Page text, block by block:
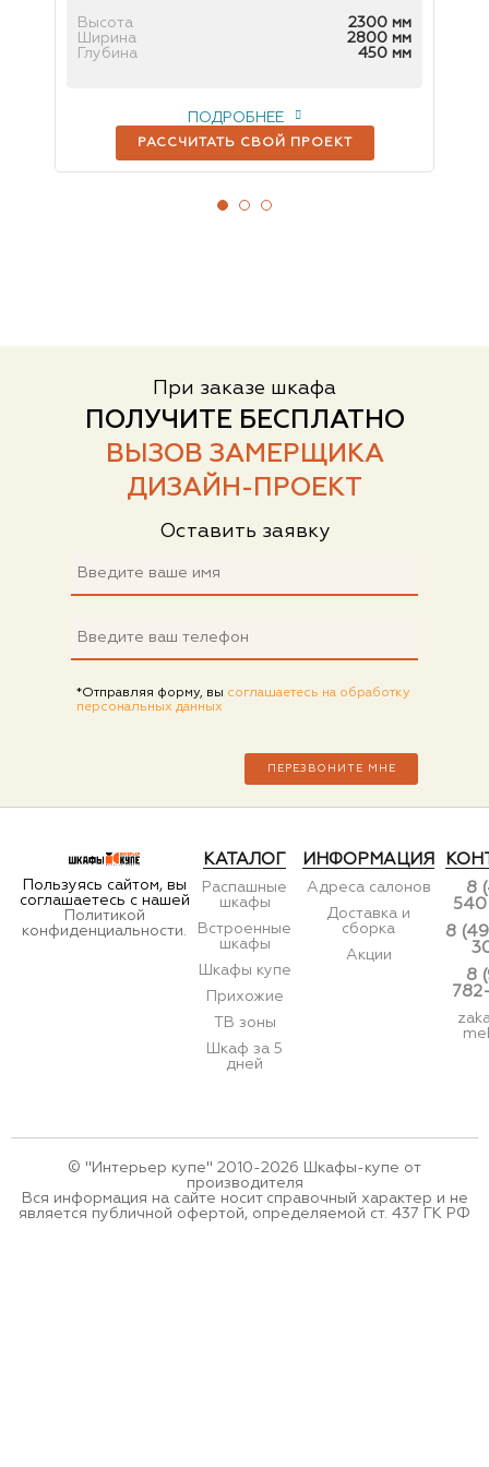
Высота
2300 мм
Ширина
2800 мм
Глубина
450 мм
РАССЧИТАТЬ СВОЙ ПРОЕКТ
ПОДРОБНЕЕ
При заказе шкафа
ПОЛУЧИТЕ БЕСПЛАТНО
ВЫЗОВ ЗАМЕРЩИКА
ДИЗАЙН-ПРОЕКТ
Оставить заявку
*Отправляя форму, вы соглашаетесь на обработку
персональных данных
Пользуясь сайтом, вы
соглашаетесь с нашей
Политикой
конфиденциальности.
КАТАЛОГ
Распашные
шкафы
Встроенные
шкафы
Шкафы купе
Прихожие
ТВ зоны
Шкаф за 5
дней
ИНФОРМАЦИЯ
Адреса салонов
Доставка и
сборка
Акции
8
8
8
© "Интерьер купе" 2010-2026 Шкафы-купе от
производителя
Вся информация на сайте носит справочный характер и не
является публичной офертой, определяемой ст. 437 ГК РФ